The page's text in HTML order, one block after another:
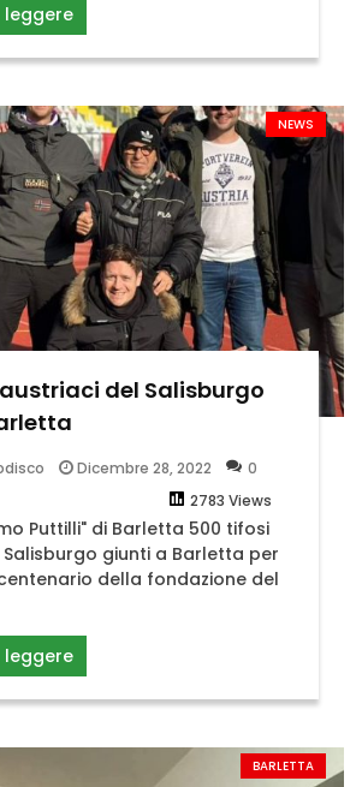
leggere
NEWS
del Salisburgo
Dicembre 28, 2022
2783 Views
0
Puttilli" di Barletta 500 tifosi
giunti a Barletta per
della fondazione del
leggere
BARLETTA